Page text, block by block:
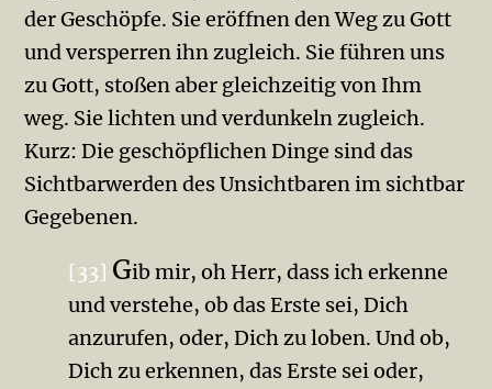
der Geschöpfe. Sie eröffnen den Weg zu Gott
und versperren ihn zugleich. Sie führen uns
zu Gott, stoßen aber gleich­zeitig von Ihm
weg. Sie lichten und verdunkeln zugleich.
Kurz: Die geschöpflichen Dinge sind das
Sichtbarwerden des Unsicht­baren im sichtbar
Gegebenen.
[33] Gib mir, oh Herr, dass ich erkenne
und verstehe, ob das Erste sei, Dich
anzurufen, oder, Dich zu loben. Und ob,
Dich zu erkennen, das Erste sei oder,